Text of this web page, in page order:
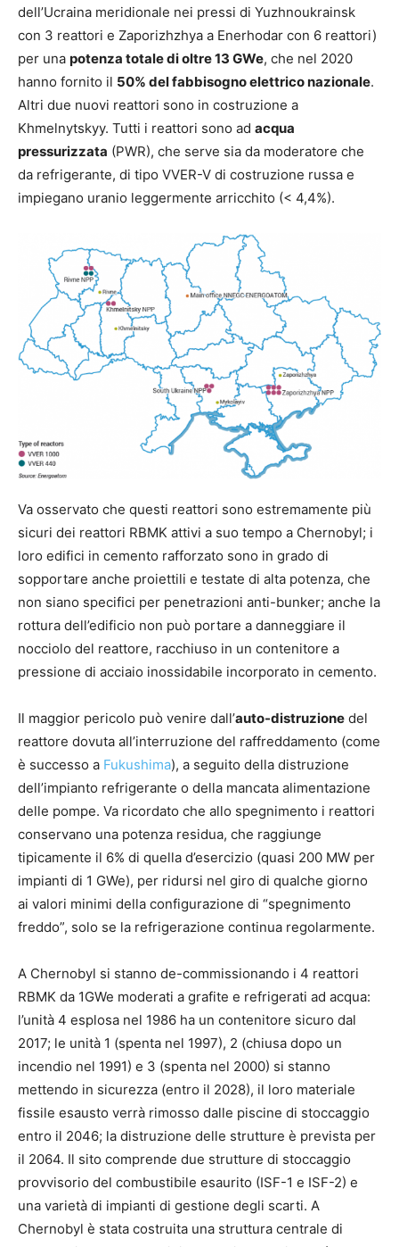
dell’Ucraina meridionale nei pressi di Yuzhnoukrainsk
con 3 reattori e Zaporizhzhya a Enerhodar con 6 reattori)
per una potenza totale di oltre 13 GWe, che nel 2020
hanno fornito il 50% del fabbisogno elettrico nazionale.
Altri due nuovi reattori sono in costruzione a
Khmelnytskyy. Tutti i reattori sono ad acqua
pressurizzata (PWR), che serve sia da moderatore che
da refrigerante, di tipo VVER-V di costruzione russa e
impiegano uranio leggermente arricchito (< 4,4%).
Va osservato che questi reattori sono estremamente più
sicuri dei reattori RBMK attivi a suo tempo a Chernobyl; i
loro edifici in cemento rafforzato sono in grado di
sopportare anche proiettili e testate di alta potenza, che
non siano specifici per penetrazioni anti-bunker; anche la
rottura dell’edificio non può portare a danneggiare il
nocciolo del reattore, racchiuso in un contenitore a
pressione di acciaio inossidabile incorporato in cemento.
Il maggior pericolo può venire dall’auto-distruzione del
reattore dovuta all’interruzione del raffreddamento (come
è successo a Fukushima), a seguito della distruzione
dell’impianto refrigerante o della mancata alimentazione
delle pompe. Va ricordato che allo spegnimento i reattori
conservano una potenza residua, che raggiunge
tipicamente il 6% di quella d’esercizio (quasi 200 MW per
impianti di 1 GWe), per ridursi nel giro di qualche giorno
ai valori minimi della configurazione di “spegnimento
freddo”, solo se la refrigerazione continua regolarmente.
A Chernobyl si stanno de-commissionando i 4 reattori
RBMK da 1GWe moderati a grafite e refrigerati ad acqua:
l’unità 4 esplosa nel 1986 ha un contenitore sicuro dal
2017; le unità 1 (spenta nel 1997), 2 (chiusa dopo un
incendio nel 1991) e 3 (spenta nel 2000) si stanno
mettendo in sicurezza (entro il 2028), il loro materiale
fissile esausto verrà rimosso dalle piscine di stoccaggio
entro il 2046; la distruzione delle strutture è prevista per
il 2064. Il sito comprende due strutture di stoccaggio
provvisorio del combustibile esaurito (ISF-1 e ISF-2) e
una varietà di impianti di gestione degli scarti. A
Chernobyl è stata costruita una struttura centrale di